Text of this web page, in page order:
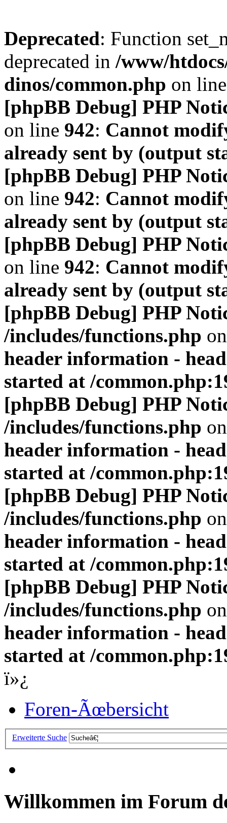
Deprecated: Function
deprecated in /www/
dinos/common.php on
[phpBB Debug] PHP
on line 942: Cannot
already sent by (output
[phpBB Debug] PHP
on line 942: Cannot
already sent by (output
[phpBB Debug] PHP
on line 942: Cannot
already sent by (output
[phpBB Debug] PHP
/includes/functions.php
header information -
started at /
[phpBB Debug] PHP
/includes/functions.php
header information -
started at /
[phpBB Debug] PHP
/includes/functions.php
header information -
started at /
[phpBB Debug] PHP
/includes/functions.php
header information -
started at /
ï»¿
Foren-Ãœbersicht
Erweiterte Suche
Willkommen im Forum